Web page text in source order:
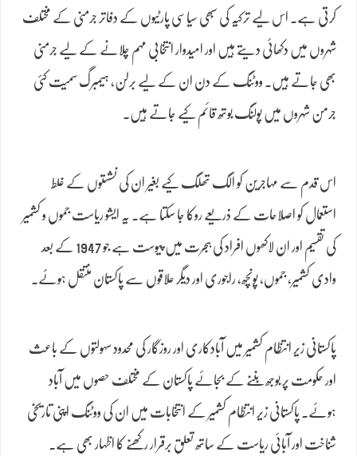
کرتی ہے۔ اس لیے ترکیہ کی سبھی سیاسی پارٹیوں کے دفاتر جرمنی کے مختلف
شہروں میں دکھائی دیتے ہیں اور امیدوار انتخابی مہم چلانے کے لیے جرمنی
بھی جاتے ہیں۔ ووٹنگ کے دن ان کے لیے برلن، ہیمبرگ سمیت کئی
جرمن شہروں میں پولنگ بوتھ قائم کیے جاتے ہیں۔
اس قدم سے مہاجرین کو الگ تھلگ کیے بغیر ان کی نشستوں کے غلط
استعمال کو اصلاحات کے ذریعے روکا جا سکتا ہے۔ یہ ایشو ریاست جموں و کشمیر
کی تقسیم اور ان لاکھوں افراد کی ہجرت میں پیوست ہے جو 1947 کے بعد
وادی کشمیر، جموں، پونچھ، راجوری اور دیگر علاقوں سے پاکستان منتقل ہوئے۔
پاکستانی زیر انتظام کشمیر میں آبادکاری اور روزگار کی محدود سہولتوں کے باعث
اور حکومت پر بوجھ بننے کے بجائے پاکستان کے مختلف حصوں میں آباد
ہوئے۔ پاکستانی زیر انتظام کشمیر کے انتخابات میں ان کی ووٹنگ اپنی تاریخی
شناخت اور آبائی ریاست کے ساتھ تعلق برقرار رکھنے کا اظہار بھی ہے۔